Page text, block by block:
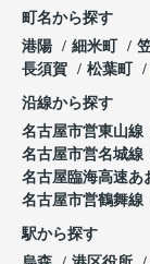
町名から探す
港陽
細米町
長須賀
松葉町
沿線から探す
名古屋市営東山線
名古屋市営名城線
名古屋臨海高速あ
名古屋市営鶴舞線
駅から探す